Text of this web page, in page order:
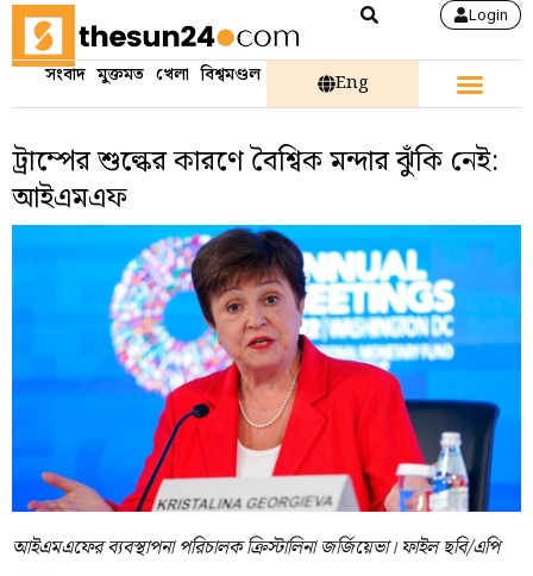
Login
সংবাদ মুক্তমত খেলা বিশ্বমণ্ডল Eng
ট্রাম্পের শুল্কের কারণে বৈশ্বিক মন্দার ঝুঁকি নেই:
আইএমএফ
আইএমএফের ব্যবস্থাপনা পরিচালক ক্রিস্টালিনা জর্জিয়েভা। ফাইল ছবি/এপি